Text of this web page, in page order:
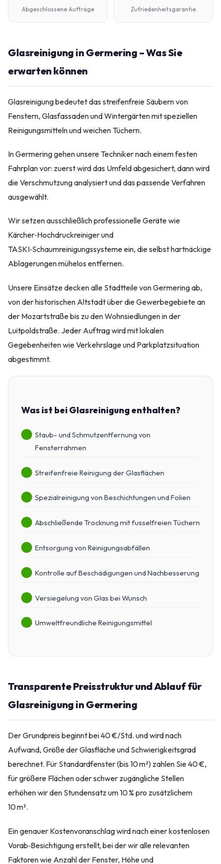
Abgeschlossene Aufträge Zufriedenheitsgarantie
Glasreinigung in Germering – Was Sie
erwarten können
Glasreinigung bedeutet das streifenfreie Säubern von
Fenstern, Glasfassaden und Wintergärten mit speziellen
Reinigungsmitteln und weichen Tüchern.
In Germering gehen unsere Techniker nach einem festen
Fahrplan vor: zuerst wird das Umfeld abgesichert, dann wird
die Verschmutzung analysiert und das passende Verfahren
ausgewählt.
Wir setzen ausschließlich professionelle Geräte wie
Kärcher‑Hochdruckreiniger und
TASKI‑Schaumreinigungssysteme ein, die selbst hartnäckige
Ablagerungen mühelos entfernen.
Unsere Einsätze decken alle Stadtteile von Germering ab,
von der historischen Altstadt über die Gewerbegebiete an
der Mozartstraße bis zu den Wohnsiedlungen in der
Luitpoldstraße. Jeder Auftrag wird mit lokalen
Gegebenheiten wie Verkehrslage und Parkplatzsituation
abgestimmt.
Was ist bei Glasreinigung enthalten?
Staub- und Schmutzentfernung von
Fensterrahmen
Streifenfreie Reinigung der Glasflächen
Spezialreinigung von Beschichtungen und Folien
Abschließende Trocknung mit fusselfreien Tüchern
Entsorgung von Reinigungsabfällen
Kontrolle auf Beschädigungen und Nachbesserung
Versiegelung von Glas bei Wunsch
Umweltfreundliche Reinigungsmittel
Transparente Preisstruktur und Ablauf für
Glasreinigung in Germering
Der Grundpreis beginnt bei 40 €/Std. und wird nach
Aufwand, Größe der Glasfläche und Schwierigkeitsgrad
berechnet. Für Standardfenster (bis 10 m²) zahlen Sie 40 €,
für größere Flächen oder schwer zugängliche Stellen
erhöhen wir den Stundensatz um 10 % pro zusätzlichem
10 m².
Ein genauer Kostenvoranschlag wird nach einer kostenlosen
Vorab‑Besichtigung erstellt, bei der wir alle relevanten
Faktoren wie Anzahl der Fenster, Höhe und